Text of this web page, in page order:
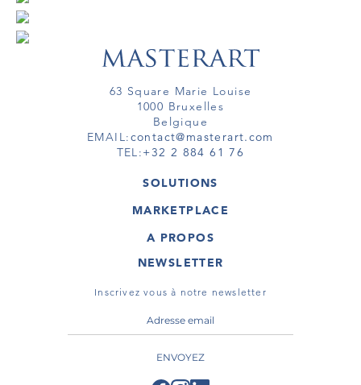
63 Square Marie Louise
1000 Bruxelles
Belgique
EMAIL:contact@masterart.com
TEL:+32 2 884 61 76
SOLUTIONS
GALERIE
ARTISTE
TOUR VIRTUEL
MARKETPLACE
OEUVRES D'ART
TOURS VIRTUELS
A PROPOS
MASTERART
CONDITIONS GÉNÉRALES
NEWSLETTER
Inscrivez vous à notre newsletter
ENVOYEZ